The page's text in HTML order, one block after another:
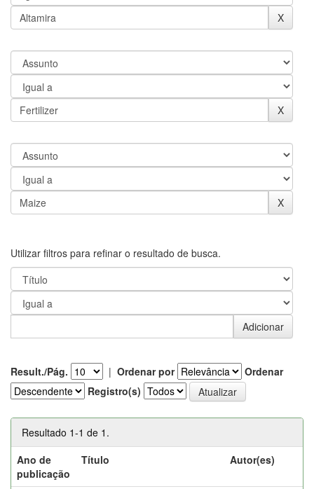
Utilizar filtros para refinar o resultado de busca.
Result./Pág. | Ordenar por
Ordenar
Registro(s)
Resultado 1-1 de 1.
Ano de
publicação
Título Autor(es)